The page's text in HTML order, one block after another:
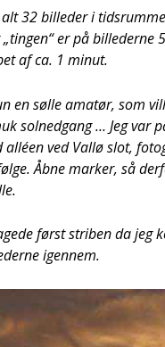
alt 32 bil­le­der i
„tin­gen“ er på bil­le­der­ne
af ca. 1 minut.
en søl­le ama­tør, som
sol­ned­gang … Jeg var
alléen ved Val­lø slot,
Åbne mar­ker, så
først stri­ben da jeg
igen­nem.